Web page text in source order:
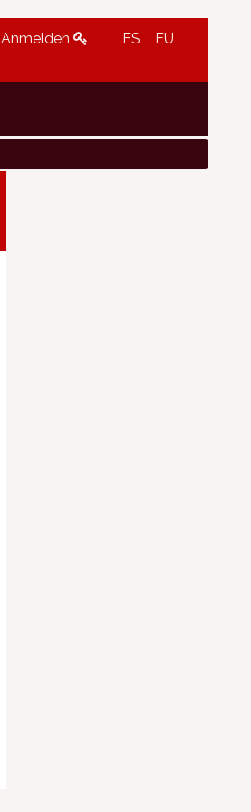
Anmelden ES EU